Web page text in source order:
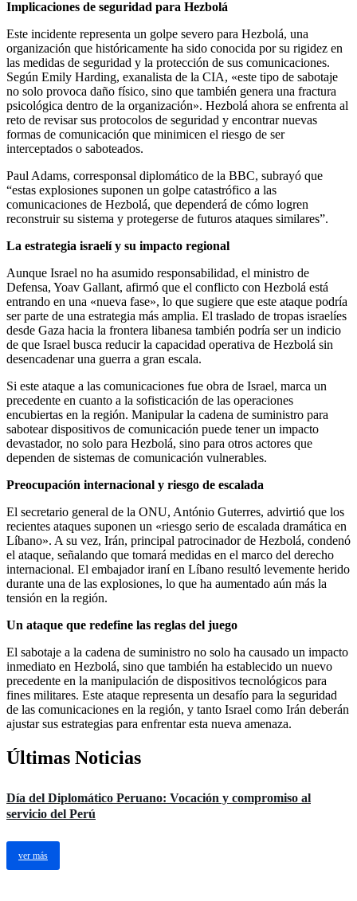
Implicaciones de seguridad para Hezbolá
Este incidente representa un golpe severo para Hezbolá, una
organización que históricamente ha sido conocida por su rigidez en
las medidas de seguridad y la protección de sus comunicaciones.
Según Emily Harding, exanalista de la CIA, «este tipo de sabotaje
no solo provoca daño físico, sino que también genera una fractura
psicológica dentro de la organización». Hezbolá ahora se enfrenta al
reto de revisar sus protocolos de seguridad y encontrar nuevas
formas de comunicación que minimicen el riesgo de ser
interceptados o saboteados.
Paul Adams, corresponsal diplomático de la BBC, subrayó que
“estas explosiones suponen un golpe catastrófico a las
comunicaciones de Hezbolá, que dependerá de cómo logren
reconstruir su sistema y protegerse de futuros ataques similares”.
La estrategia israelí y su impacto regional
Aunque Israel no ha asumido responsabilidad, el ministro de
Defensa, Yoav Gallant, afirmó que el conflicto con Hezbolá está
entrando en una «nueva fase», lo que sugiere que este ataque podría
ser parte de una estrategia más amplia. El traslado de tropas israelíes
desde Gaza hacia la frontera libanesa también podría ser un indicio
de que Israel busca reducir la capacidad operativa de Hezbolá sin
desencadenar una guerra a gran escala.
Si este ataque a las comunicaciones fue obra de Israel, marca un
precedente en cuanto a la sofisticación de las operaciones
encubiertas en la región. Manipular la cadena de suministro para
sabotear dispositivos de comunicación puede tener un impacto
devastador, no solo para Hezbolá, sino para otros actores que
dependen de sistemas de comunicación vulnerables.
Preocupación internacional y riesgo de escalada
El secretario general de la ONU, António Guterres, advirtió que los
recientes ataques suponen un «riesgo serio de escalada dramática en
Líbano». A su vez, Irán, principal patrocinador de Hezbolá, condenó
el ataque, señalando que tomará medidas en el marco del derecho
internacional. El embajador iraní en Líbano resultó levemente herido
durante una de las explosiones, lo que ha aumentado aún más la
tensión en la región.
Un ataque que redefine las reglas del juego
El sabotaje a la cadena de suministro no solo ha causado un impacto
inmediato en Hezbolá, sino que también ha establecido un nuevo
precedente en la manipulación de dispositivos tecnológicos para
fines militares. Este ataque representa un desafío para la seguridad
de las comunicaciones en la región, y tanto Israel como Irán deberán
ajustar sus estrategias para enfrentar esta nueva amenaza.
Últimas Noticias
Día del Diplomático Peruano: Vocación y compromiso al
servicio del Perú
ver más